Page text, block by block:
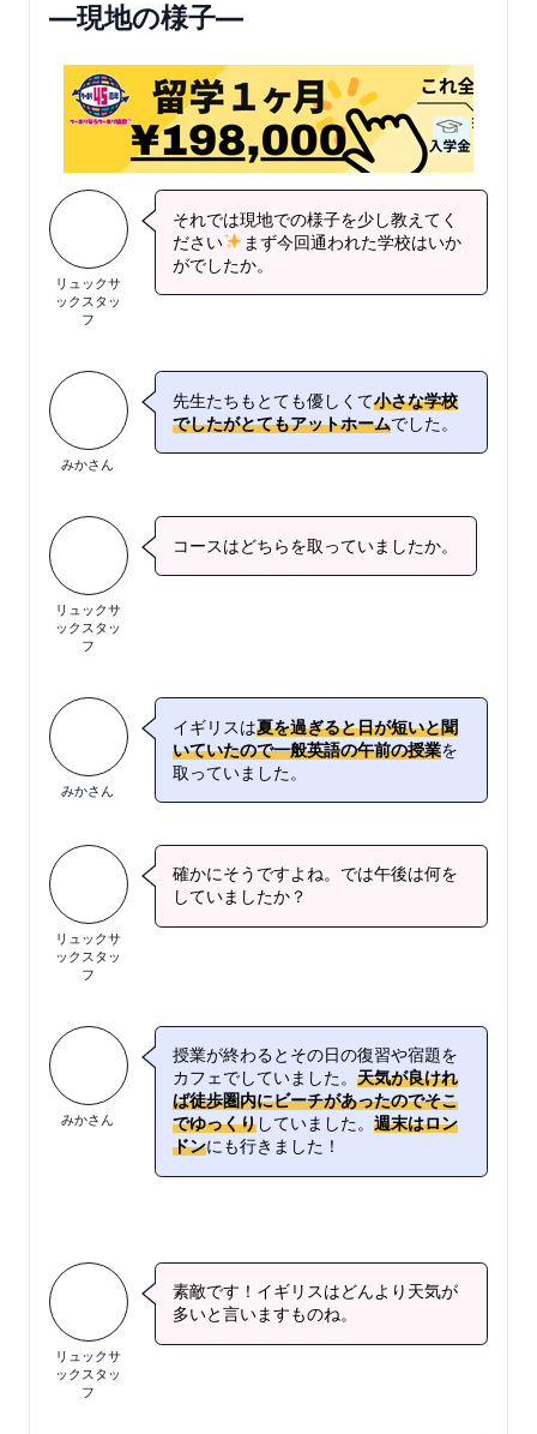
—現地の様子—
リュックサ
ックスタッ
フ
それでは現地での様子を少し教えてく
ださい
まず今回通われた学校はいか
がでしたか。
みかさん
先生たちもとても優しくて小さな学校
でしたがとてもアットホームでした。
リュックサ
ックスタッ
フ
コースはどちらを取っていましたか。
みかさん
イギリスは夏を過ぎると日が短いと聞
いていたので一般英語の午前の授業を
取っていました。
リュックサ
ックスタッ
フ
確かにそうですよね。では午後は何を
していましたか？
みかさん
授業が終わるとその日の復習や宿題を
カフェでしていました。天気が良けれ
ば徒歩圏内にビーチがあったのでそこ
でゆっくりしていました。週末はロン
ドンにも行きました！
リュックサ
ックスタッ
フ
素敵です！イギリスはどんより天気が
多いと言いますものね。